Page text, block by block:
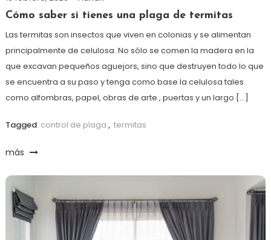
Cómo saber si tienes una plaga de termitas
Las termitas son insectos que viven en colonias y se alimentan
principalmente de celulosa. No sólo se comen la madera en la
que excavan pequeños aguejors, sino que destruyen todo lo que
se encuentra a su paso y tenga como base la celulosa tales
como alfombras, papel, obras de arte , puertas y un largo […]
Tagged control de plaga , termitas
más